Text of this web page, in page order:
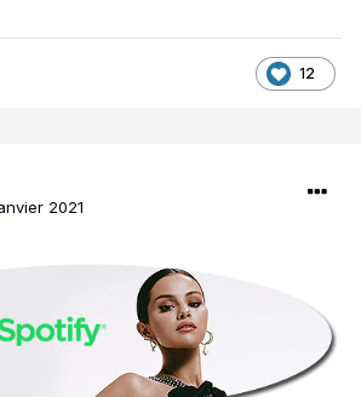
12
2021